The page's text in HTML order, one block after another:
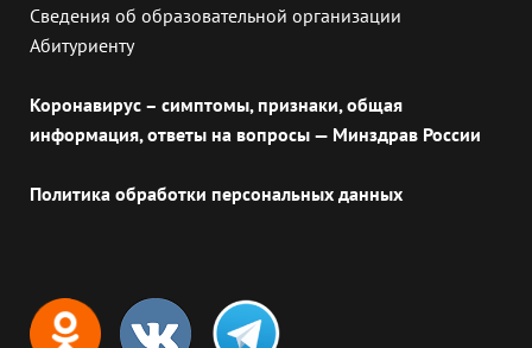
Сведения об образовательной организации
Абитуриенту
Коронавирус – симптомы, признаки, общая
информация, ответы на вопросы — Минздрав России
Политика обработки персональных данных